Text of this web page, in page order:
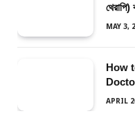
MAY 3,
How
APRIL